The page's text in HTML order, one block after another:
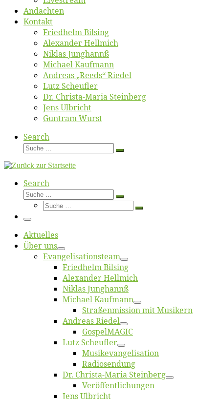
An­dach­ten
Kon­takt
Fried­helm Bilsing
Alex­an­der Hellmich
Ni­klas Junghannß
Mi­cha­el Kaufmann
An­dre­as „Reeds“ Riedel
Lutz Scheuf­ler
Dr. Chris­­ta-Ma­ria Steinberg
Jens Ulb­richt
Gun­tram Wurst
Search
Suche
Suche
Search
Suche
Suche
Suche
Suche
Menü
Ak­tu­el­les
Über uns
Evangelisa­tions­team
Fried­helm Bilsing
Alex­an­der Hellmich
Ni­klas Junghannß
Mi­cha­el Kaufmann
Straßenmis­sion mit Musikern
An­dre­as Riedel
Gos­pel­MA­GIC
Lutz Scheuf­ler
Musikevan­ge­li­sa­tion
Ra­dio­sen­dung
Dr. Chris­­ta-Ma­ria Steinberg
Ver­öf­fent­li­chun­gen
Jens Ulb­richt